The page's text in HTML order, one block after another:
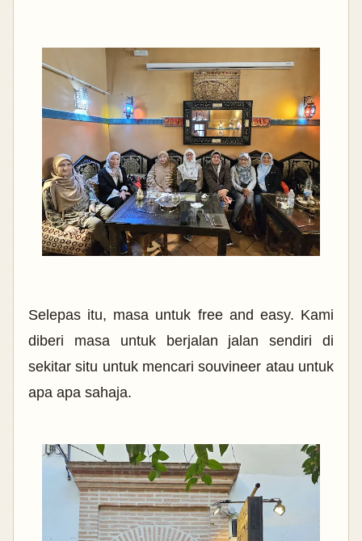
Selepas itu, masa untuk free and easy. Kami
diberi masa untuk berjalan jalan sendiri di
sekitar situ untuk mencari souvineer atau untuk
apa apa sahaja.